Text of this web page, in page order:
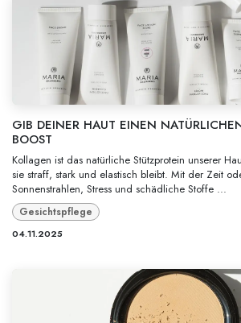
GIB DEINER HAUT EINEN
BOOST
Kollagen ist das natürliche Stützprotein unserer
sie straff, stark und elastisch bleibt. Mit der Zeit
Sonnenstrahlen, Stress und schädliche Stoffe ...
Gesichtspflege
04.11.2025